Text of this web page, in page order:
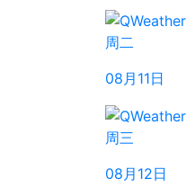
周二
08月11日
周三
08月12日